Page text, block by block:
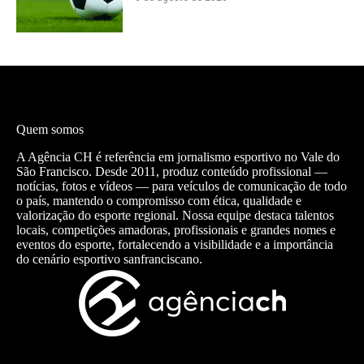
Quem somos
A Agência CH é referência em jornalismo esportivo no Vale do
São Francisco. Desde 2011, produz conteúdo profissional —
notícias, fotos e vídeos — para veículos de comunicação de todo
o país, mantendo o compromisso com ética, qualidade e
valorização do esporte regional. Nossa equipe destaca talentos
locais, competições amadoras, profissionais e grandes nomes e
eventos do esporte, fortalecendo a visibilidade e a importância
do cenário esportivo sanfranciscano.